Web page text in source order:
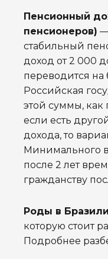
Пенсионный
пенсионеров) —
стабильный
доход от 2 000
переводится на
Российская
этой суммы, как
если есть
дохода, то
Минимального
после 2 лет
гражданству
Роды в
которую стоит
Подробнее